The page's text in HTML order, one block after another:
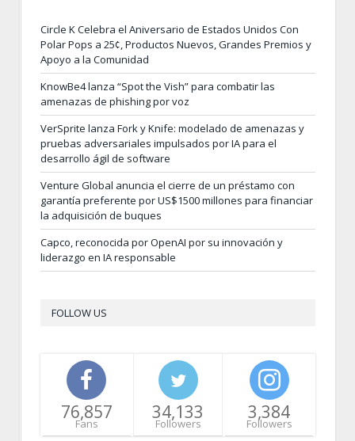
Circle K Celebra el Aniversario de Estados Unidos Con
Polar Pops a 25¢, Productos Nuevos, Grandes Premios y
Apoyo a la Comunidad
KnowBe4 lanza “Spot the Vish” para combatir las
amenazas de phishing por voz
VerSprite lanza Fork y Knife: modelado de amenazas y
pruebas adversariales impulsados por IA para el
desarrollo ágil de software
Venture Global anuncia el cierre de un préstamo con
garantía preferente por US$1500 millones para financiar
la adquisición de buques
Capco, reconocida por OpenAI por su innovación y
liderazgo en IA responsable
FOLLOW US
76,857
Fans
34,133
Followers
3,384
Followers